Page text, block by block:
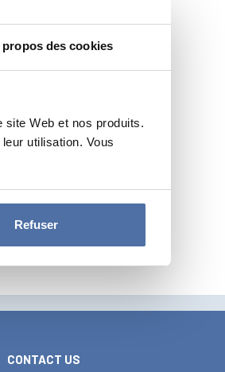
propos des cookies
Web et nos produits.
utilisation. Vous
Refuser
CONTACT US